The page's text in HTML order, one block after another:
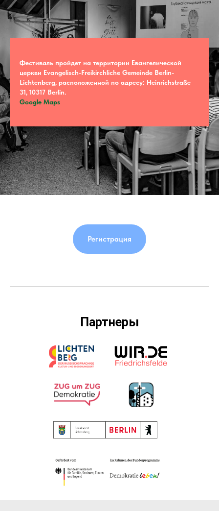
Фестиваль пройдет на территории Евангелической
церкви Evangelisch-Freikirchliche Gemeinde Berlin-
Lichtenberg, расположенной по адресу: Heinrichstraße
31, 10317 Berlin.
Google Maps
Регистрация
Партнеры